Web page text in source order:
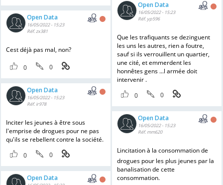
Open Data
16/05/2022 - 15:23
Réf. yp596
Que les trafiquants se dezinguent
les uns les autres, rien a foutre,
sauf si ils verrouillent un quartier,
une cité, et emmerdent les
honnêtes gens ...l armée doit
intervenir .
0
0
Open Data
16/05/2022 - 15:23
Réf. zx381
Cest déjà pas mal, non?
0 0
Open Data
16/05/2022 - 15:23
Réf. ir978
Inciter les jeunes à être sous
l'emprise de drogues pour ne pas
qu'ils se rebellent contre la société.
0
0
Open Data
16/05/2022 - 15:23
Réf. mm620
Lincitation à la consommation de
drogues pour les plus jeunes par la
banalisation de cette
consommation.
Open Data